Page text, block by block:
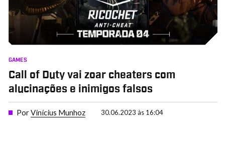
GAMES
Call of Duty vai zoar cheaters com
alucinações e inimigos falsos
PorVinícius Munhoz 30.06.2023 às 16:04